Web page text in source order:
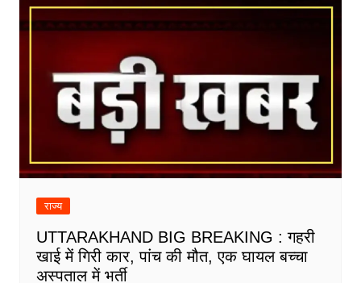
राज्य
UTTARAKHAND BIG BREAKING : गहरी
खाई में गिरी कार, पांच की मौत, एक घायल बच्चा
अस्पताल में भर्ती